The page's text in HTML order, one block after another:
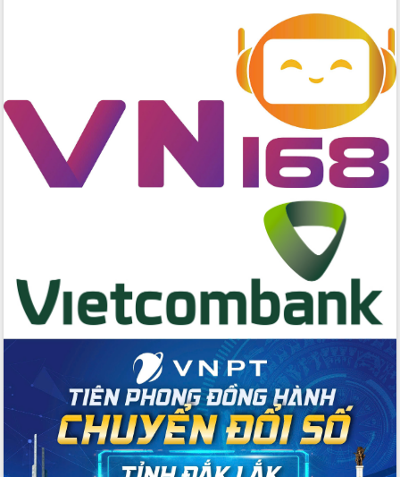
Nhân dân tỉnh
Bệnh án điện tử thúc đẩy chuyển đổi
số y tế tại Đắk Lắk
Chuyển đổi số thư viện: Mở rộng
không gian tri thức trong thời đại số
Bầu cử Quốc hội và HĐND: Cử tri Đắk
Lắk gửi gắm niềm tin, kỳ vọng vào lá
phiếu
Ngày hội bầu cử đại biểu Quốc hội
khóa XVI và HĐND các cấp nhiệm kỳ
Đảm bảo cuộc bầu cử đại biểu Quốc
hội và đại biểu HĐND các cấp diễn ra
an toàn, hiệu quả, đúng quy định